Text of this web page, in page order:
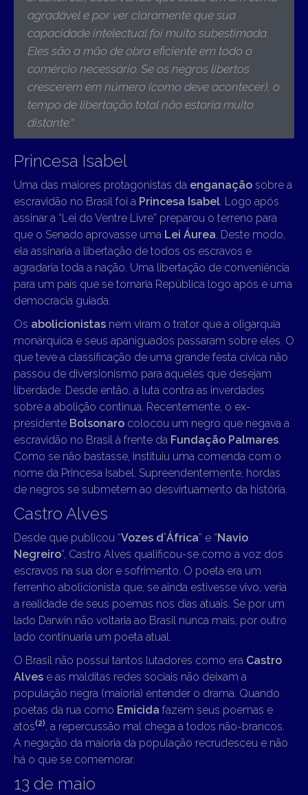
agradável e por ver claramente que sua
capacidade intelectual foi muito subestimada.
Eles são a mão de obra eficiente em todo o
comércio necessário. Se os negros libertos
crescerem em número (como deve acontecer), o
tempo de libertação total não estaria muito
distante.“
Princesa Isabel
Uma das maiores protagonistas da enganação sobre a
escravidão no Brasil foi a Princesa Isabel. Logo após
assinar a “Lei do Ventre Livre” preparou o terreno para
que o Senado aprovasse uma Lei Áurea. Deste modo,
ela assinaria a libertação de todos os escravos e
agradaria toda a nação. Uma libertação de conveniência
para um país que se tornaria República logo após e uma
democracia guiada.
Os abolicionistas nem viram o trator que a oligarquia
monárquica e seus apaniguados passaram sobre eles. O
que teve a classificação de uma grande festa cívica não
passou de diversionismo para aqueles que desejam
liberdade. Desde então, a luta contra as inverdades
sobre a abolição continua. Recentemente, o ex-
presidente Bolsonaro colocou um negro que negava a
escravidão no Brasil à frente da Fundação Palmares.
Como se não bastasse, instituiu uma comenda com o
nome da Princesa Isabel. Supreendentemente, hordas
de negros se submetem ao desvirtuamento da história.
Castro Alves
Desde que publicou “Vozes d´África” e “Navio
Negreiro“, Castro Alves qualificou-se como a voz dos
escravos na sua dor e sofrimento. O poeta era um
ferrenho abolicionista que, se ainda estivesse vivo, veria
a realidade de seus poemas nos dias atuais. Se por um
lado Darwin não voltaria ao Brasil nunca mais, por outro
lado continuaria um poeta atual.
O Brasil não possui tantos lutadores como era Castro
Alves e as malditas redes sociais não deixam a
população negra (maioria) entender o drama. Quando
poetas da rua como Emicida fazem seus poemas e
atos(2), a repercussão mal chega a todos não-brancos.
A negação da maioria da população recrudesceu e não
há o que se comemorar.
13 de maio